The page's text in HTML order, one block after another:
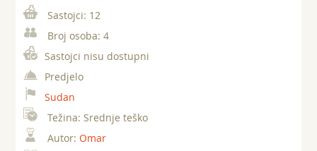
Sastojci: 12
Broj osoba: 4
Sastojci nisu dostupni
Predjelo
Sudan
Težina: Srednje teško
Autor: Omar